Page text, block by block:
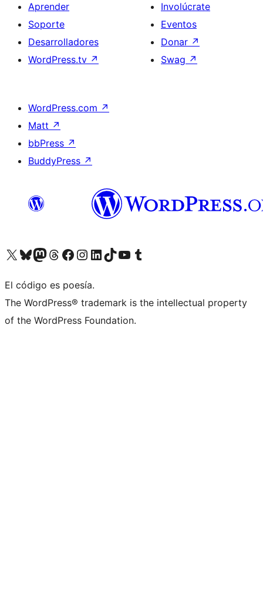
Aprender
Soporte
Desarrolladores
WordPress.tv ↗
Involúcrate
Eventos
Donar ↗
Swag ↗
WordPress.com ↗
Matt ↗
bbPress ↗
BuddyPress ↗
Visita nuestra cuenta de X (anteriormente Twitter)
Visita nuestra cuenta de Bluesky
Visita nuestra cuenta de Mastodon
Visita nuestra cuenta de Threads
Visita nuestra página de Facebook
Visita nuestra cuenta de Instagram
Visita nuestra cuenta de LinkedIn
Visita nuestra cuenta de TikTok
Visita nuestro canal de YouTube
Visita nuestra cuenta de Tumblr
El código es poesía.
The WordPress® trademark is the intellectual property
of the WordPress Foundation.